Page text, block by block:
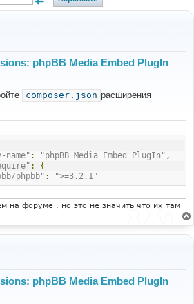
phpBB Media Embed PlugIn
composer.json расширения
: "phpBB Media Embed PlugIn" ,
:
{
phpbb" : ">=3.2.1"
на форуме , но это не значить что их там
phpBB Media Embed PlugIn